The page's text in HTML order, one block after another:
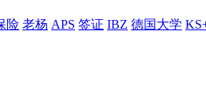
险 老杨 APS 签证 IBZ 德国大学